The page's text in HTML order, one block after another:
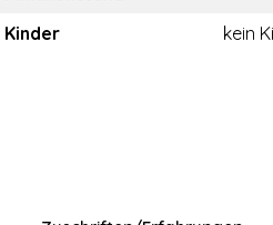
Kinder
kein